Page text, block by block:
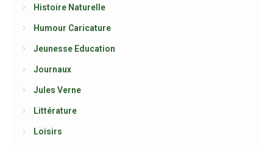
Histoire Naturelle
Humour Caricature
Jeunesse Education
Journaux
Jules Verne
Littérature
Loisirs